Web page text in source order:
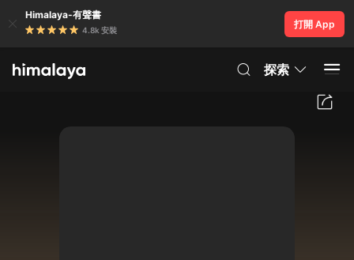
Himalaya-有聲書
4.8k 安裝
打開 App
探索